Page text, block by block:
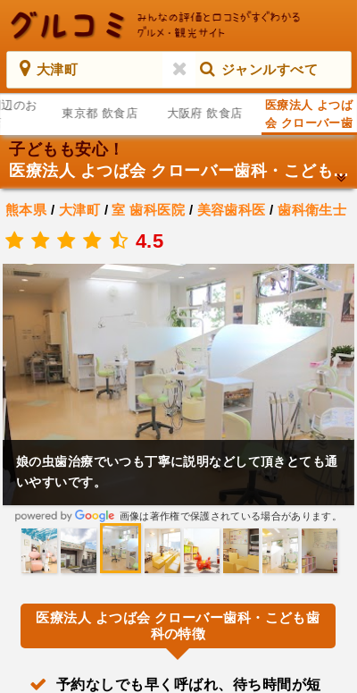
大津町 ジャンルすべて
のお
東京都 飲食店 大阪府 飲食店
医療法人 よつば
会 クローバー歯
科・こども歯科
子どもも安心！
医療法人 よつば会 クローバー歯科・こども歯科
熊本県 / 大津町/室 歯科医院/ 美容歯科医 /歯科衛生士
4.5
娘の虫歯治療でいつも丁寧に説明などして頂きとても通
いやすいです。
画像は著作権で保護されている場合があります。
医療法人 よつば会 クローバー歯科・こども歯
科の特徴
予約なしでも早く呼ばれ、待ち時間が短